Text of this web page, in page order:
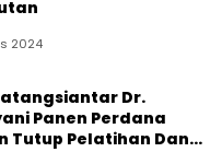
2024
Dr.
Panen Perdana
Tutup Pelatihan Dana